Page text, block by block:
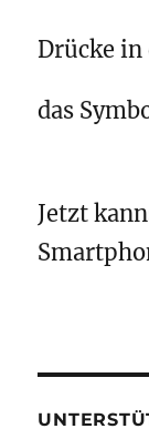
Drücke in
das
Jetzt